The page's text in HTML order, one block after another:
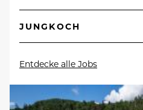
JUNGKOCH
Entdecke alle Jobs